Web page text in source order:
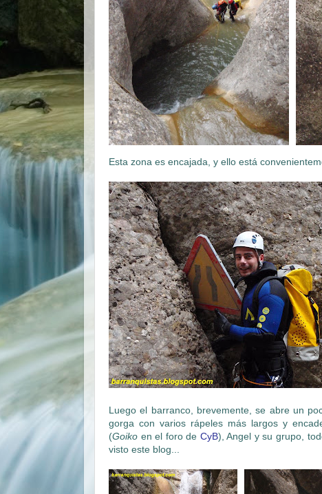
Esta zona es encajada, y ello está
Luego el barranco, brevemente, se abre un
gorga con varios rápeles más largos y
(Goiko en el foro de CyB), Angel y su grupo,
visto este blog...